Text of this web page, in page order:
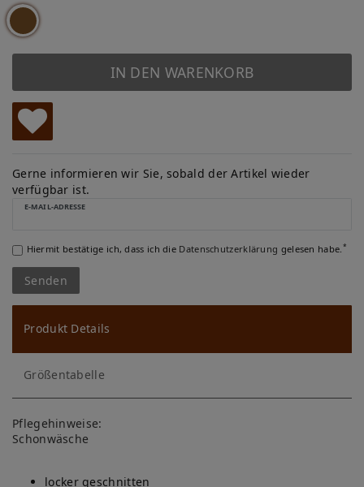
IN DEN WARENKORB
W
u
ns
ch
lis
te
Gerne informieren wir Sie, sobald der Artikel wieder
verfügbar ist.
E-MAIL-ADRESSE
Hiermit bestätige ich, dass ich die Daten­schutz­erklärung gelesen habe.*
Senden
Produkt Details
Größentabelle
Pflegehinweise:
Schonwäsche
locker geschnitten